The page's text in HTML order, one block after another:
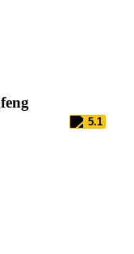
5.1